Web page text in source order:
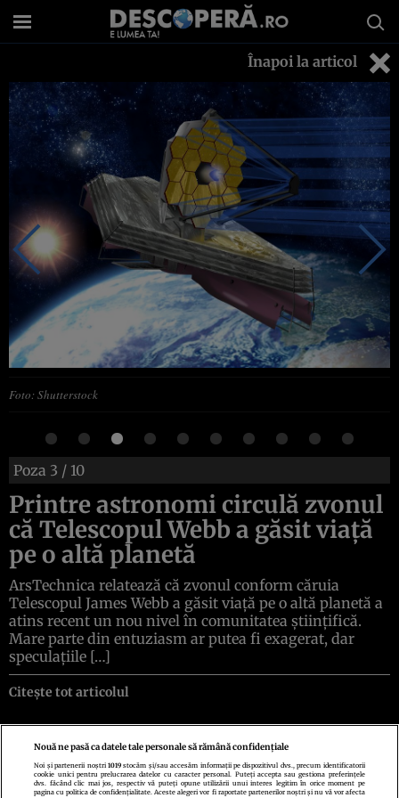
Înapoi la articol
Foto: Shutterstock
Poza 3 / 10
Printre astronomi circulă zvonul
că Telescopul Webb a găsit viață
pe o altă planetă
ArsTechnica relatează că zvonul conform căruia
Telescopul James Webb a găsit viață pe o altă planetă a
atins recent un nou nivel în comunitatea științifică.
Mare parte din entuziasm ar putea fi exagerat, dar
speculațiile […]
Citește tot articolul
Politica de confidenţialitatePolitica de cookiesTermeni şi condiţii
Echipa redacționalăContactSetări Cookies
Nouă ne pasă ca datele tale personale să rămână confidențiale
Noi și partenerii noștri1019 stocăm și/sau accesăm informații pe dispozitivul dvs., precum identificatorii
cookie unici pentru prelucrarea datelor cu caracter personal. Puteți accepta sau gestiona preferințele
dvs. făcând clic mai jos, respectiv vă puteți opune utilizării unui interes legitim în orice moment pe
pagina cu politica de confidențialitate. Aceste alegeri vor fi raportate partenerilor noștri și nu vă vor afecta